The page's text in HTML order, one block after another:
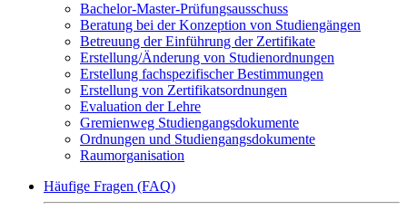
Bachelor-Master-Prüfungsausschuss
Beratung bei der Konzeption von Studiengängen
Betreuung der Einführung der Zertifikate
Erstellung/Änderung von Studienordnungen
Erstellung fachspezifischer Bestimmungen
Erstellung von Zertifikatsordnungen
Evaluation der Lehre
Gremienweg Studiengangsdokumente
Ordnungen und Studiengangsdokumente
Raumorganisation
Häufige Fragen (FAQ)